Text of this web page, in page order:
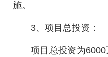
施。
3、项目总投资：
项目总投资为